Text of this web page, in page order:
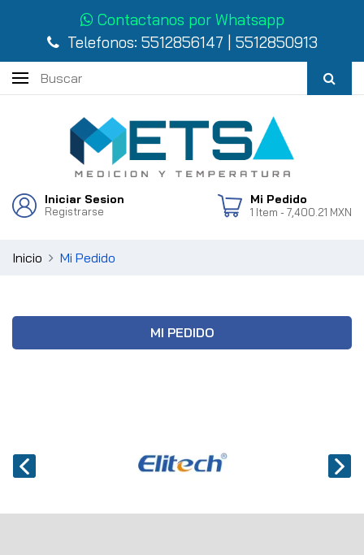
Contactanos por Whatsapp
Telefonos: 5512856147 5512850913
Iniciar Sesion
Registrarse
Mi Pedido
1 Item - 7,400.21 MXN
Inicio Mi Pedido
MI PEDIDO